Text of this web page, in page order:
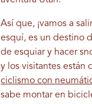
Así que, ¡vamos a
esquí, es un destino
de esquiar y hacer
y los visitantes están
ciclismo con
sabe montar en